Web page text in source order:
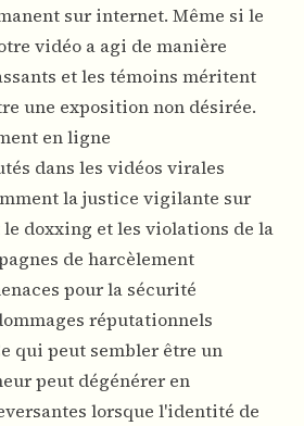
sur internet. Même si le
vidéo a agi de manière
et les témoins méritent
une exposition non désirée.
en ligne
dans les vidéos virales
la justice vigilante sur
doxxing et les violations de la
de harcèlement
pour la sécurité
réputationnels
qui peut sembler être un
peut dégénérer en
lorsque l'identité de